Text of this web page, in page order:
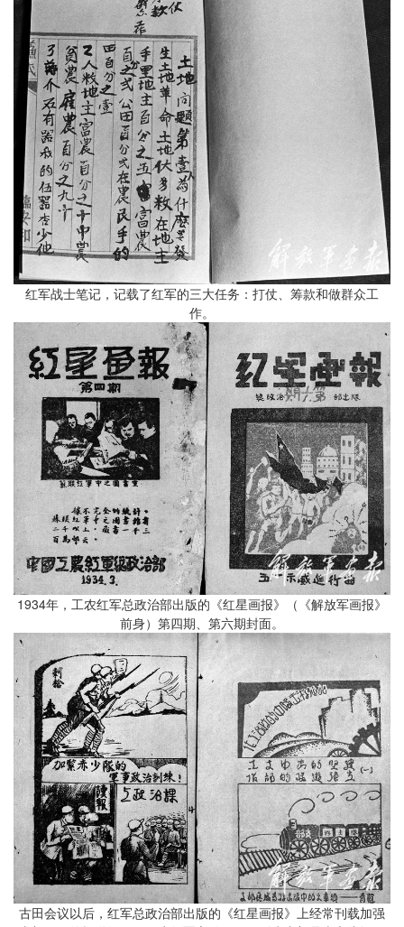
红军战士笔记，记载了红军的三大任务：打仗、筹款和做群众工
作。
1934年，工农红军总政治部出版的《红星画报》（《解放军画报》
前身）第四期、第六期封面。
古田会议以后，红军总政治部出版的《红星画报》上经常刊载加强